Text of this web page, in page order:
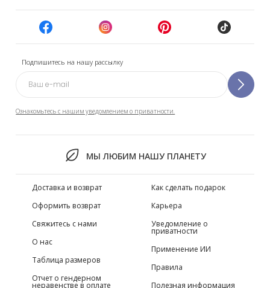
Подпишитесь на нашу рассылку
Ознакомьтесь с нашим уведомлением о приватности.
МЫ ЛЮБИМ НАШУ ПЛАНЕТУ
Доставка и возврат
Оформить возврат
Свяжитесь с нами
О нас
Таблица размеров
Отчет о гендерном
неравенстве в оплате
Как сделать подарок
Карьера
Уведомление о
приватности
Применение ИИ
Правила
Полезная информация